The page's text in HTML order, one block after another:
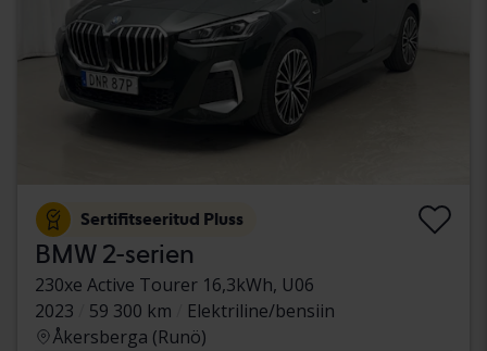
Sertifitseeritud Pluss
BMW 2-serien
230xe Active Tourer 16,3kWh, U06
2023
59 300 km
Elektriline/bensiin
Åkersberga (Runö)